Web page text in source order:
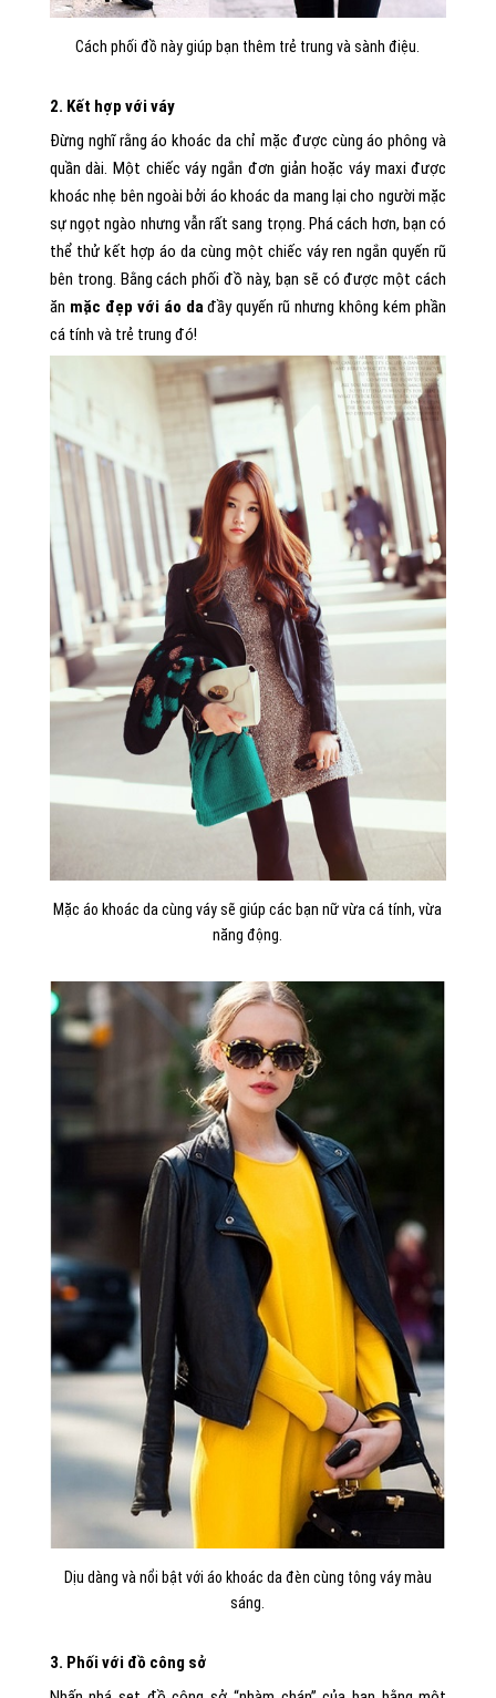
Cách phối đồ này giúp bạn thêm trẻ trung và sành điệu.
2. Kết hợp với váy
Đừng nghĩ rằng áo khoác da chỉ mặc được cùng áo phông và
quần dài. Một chiếc váy ngắn đơn giản hoặc váy maxi được
khoác nhẹ bên ngoài bởi áo khoác da mang lại cho người mặc
sự ngọt ngào nhưng vẫn rất sang trọng. Phá cách hơn, bạn có
thể thử kết hợp áo da cùng một chiếc váy ren ngắn quyến rũ
bên trong. Bằng cách phối đồ này, bạn sẽ có được một cách
ăn mặc đẹp với áo dađầy quyến rũ nhưng không kém phần
cá tính và trẻ trung đó!
Mặc áo khoác da cùng váy sẽ giúp các bạn nữ vừa cá tính, vừa
năng động.
Dịu dàng và nổi bật với áo khoác da đèn cùng tông váy màu
sáng.
3. Phối với đồ công sở